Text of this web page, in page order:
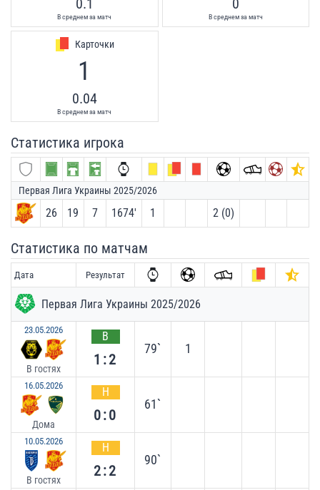
В среднем за матч В среднем за матч
Карточки
1
0.04
В среднем за матч
Статистика игрока
Первая Лига Украины 2025/2026
26 19 7 1674′ 1 2 (0)
Статистика по матчам
Дата Результат
Первая Лига Украины 2025/2026
23.05.2026
В гостях
В
1:2
79` 1
16.05.2026
Дома
Н
0:0
61`
10.05.2026
В гостях
Н
2:2
90`